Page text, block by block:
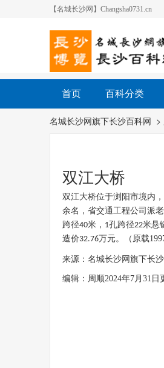
【名城长沙网】Changsha0731.cn
首页 百科分类
名城长沙网旗下长沙百科网 >
双江大桥
双江大桥位于浏阳市境内
余名，省交通工程公司派
跨径40米， 1孔跨径22米悬
造价32.76万元。 （原载
来源：名城长沙网旗下长
编辑：周顺2024年7月31日